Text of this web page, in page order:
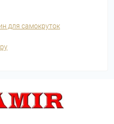
для самокруток